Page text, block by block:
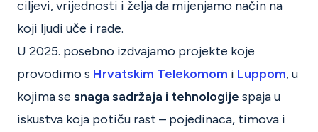
ciljevi, vrijednosti i želja da mijenjamo način na
koji ljudi uče i rade.
U 2025. posebno izdvajamo projekte koje
provodimo s Hrvatskim Telekomom i Luppom, u
kojima se snaga sadržaja i tehnologije spaja u
iskustva koja potiču rast – pojedinaca, timova i